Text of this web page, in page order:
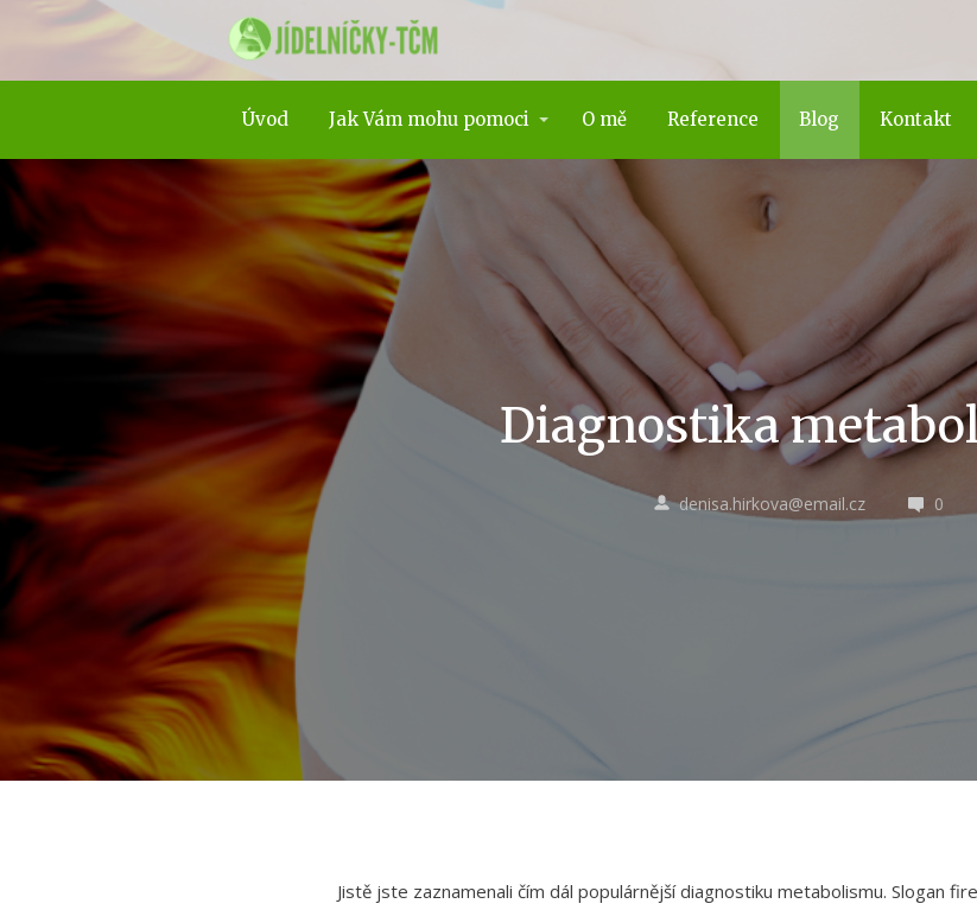
Úvod Jak Vám mohu pomoci O mě Reference Blog Kontakt
Diagnostika
denisa.hirkova@email.cz 0
Jistě jste zaznamenali čím dál populárnější diagnostiku metabolismu. Slogan